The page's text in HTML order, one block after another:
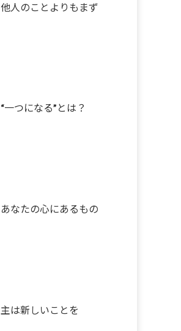
他人のことよりもまず
“一つになる”とは？
あなたの心にあるもの
主は新しいことを